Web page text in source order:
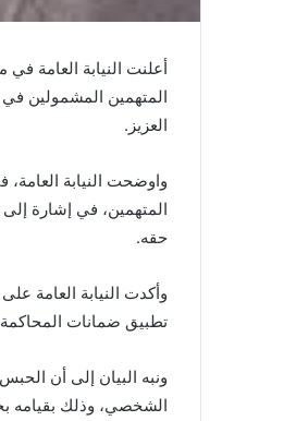
أعلنت النيابة العامة
العزيز.
واوضحت النيابة
حقه.
وأكدت النيابة العامة
تطبيق ضمانات المحاكمة
ونبه البيان إلى أن
الشخصي، وذلك بقيامه